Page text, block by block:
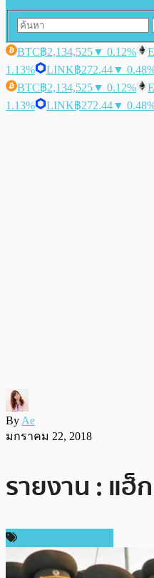
BTC฿2,134,525▼ 0.12%
1.13%
LINK฿272.44▼
BTC฿2,134,525▼ 0.12%
1.13%
LINK฿272.44▼
By Ae
มกราคม 22, 2018
รายงาน : แฮ็